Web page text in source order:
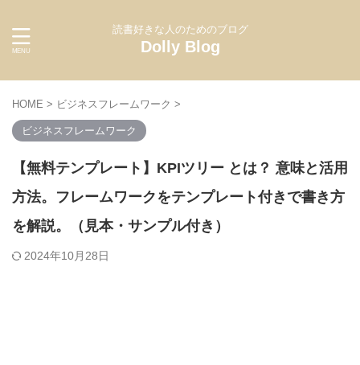
読書好きな人のためのブログ
Dolly Blog
HOME > ビジネスフレームワーク >
ビジネスフレームワーク
【無料テンプレート】KPIツリー とは？ 意味と活用
方法。フレームワークをテンプレート付きで書き方
を解説。（見本・サンプル付き）
2024年10月28日